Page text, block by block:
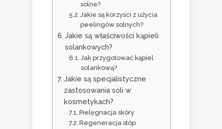
solne?
Jakie są korzyści z użycia
peelingów solnych?
Jakie są właściwości kąpieli
solankowych?
Jak przygotować kąpiel
solankową?
Jakie są specjalistyczne
zastosowania soli w
kosmetykach?
Pielęgnacja skóry
Regeneracja stóp